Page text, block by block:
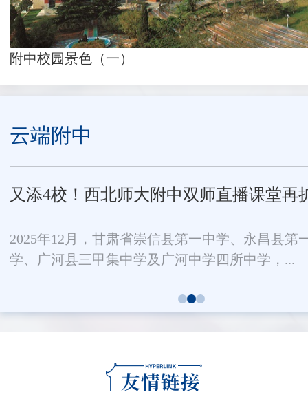
附中校园景色（一）
云端附中
又添4校！西北师大附中双师直播课堂再
2025年12月，甘肃省崇信县第一中学、永昌县第
学、广河县三甲集中学及广河中学四所中学，...